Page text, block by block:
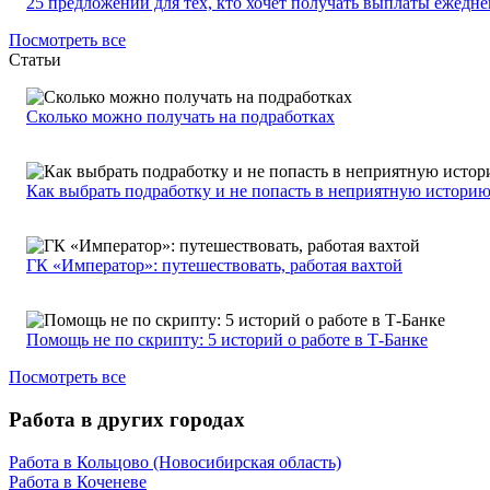
Посмотреть все
Статьи
Сколько можно получать на подработках
Как выбрать подработку и не попасть в неприятную историю
ГК «Император»: путешествовать, работая вахтой
Помощь не по скрипту: 5 историй о работе в Т-Банке
Посмотреть все
Работа в других городах
Работа в Кольцово (Новосибирская область)
Работа в Коченеве